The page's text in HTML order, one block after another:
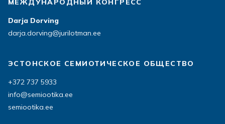
МЕЖДУНАРОДНЫЙ КОНГРЕСС
Darja Dorving
darja.dorving@jurilotman.ee
ЭСТОНСКОЕ СЕМИОТИЧЕСКОЕ ОБЩЕСТВО
+372 737 5933
info@semiootika.ee
semiootika.ee